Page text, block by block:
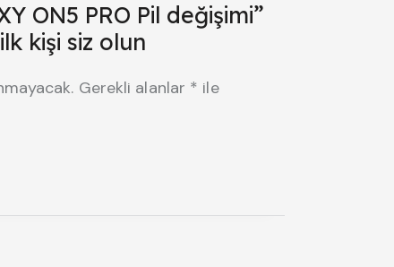
ON5 PRO Pil değişimi”
kişi siz olun
Gerekli alanlar * ile